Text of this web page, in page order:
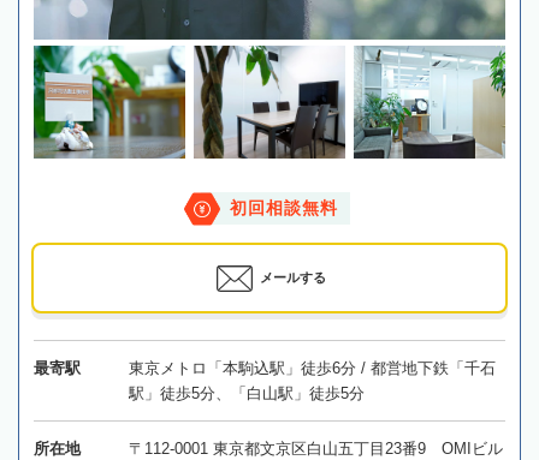
初回相談無料
メールする
最寄駅
東京メトロ「本駒込駅」徒歩6分 / 都営地下鉄「千石
駅」徒歩5分、「白山駅」徒歩5分
所在地
〒112-0001 東京都文京区白山五丁目23番9 OMIビル